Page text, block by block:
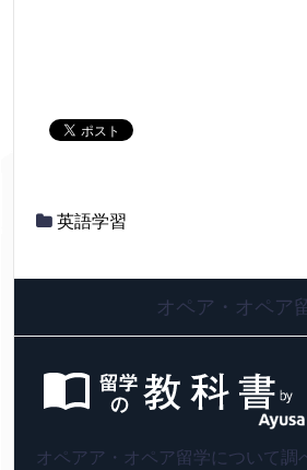
英語学習
オペア・オペア
オペアア・オペア留学について調